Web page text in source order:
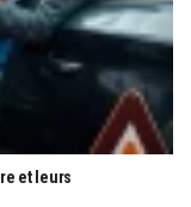
et leurs